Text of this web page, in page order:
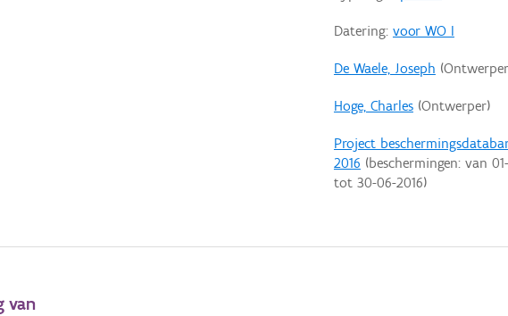
Datering: voor WO I
De Waele, Joseph
Hoge, Charles(Ontwerper)
Project
2016 (beschermingen: van
tot 30-06-2016)
van